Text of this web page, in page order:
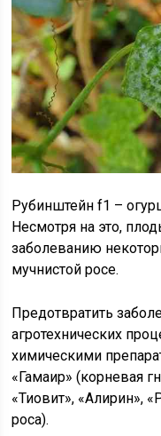
Рубинштейн f1 –
Несмотря на это,
заболеванию
мучнистой росе.
Предотвратить
агротехнических
химическими
«Гамаир» (корневая
«Тиовит», «Алирин»,
роса).